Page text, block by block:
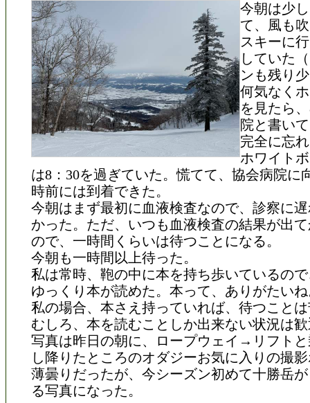
今朝は少
て、風も
スキーに
していた
ンも残り
何気なく
を見たら
院と書い
完全に忘
ホワイト
は8：30を過ぎていた。慌てて、協会病院に
時前には到着できた。
今朝はまず最初に血液検査なので、診察に
かった。ただ、いつも血液検査の結果が出
ので、一時間くらいは待つことになる。
今朝も一時間以上待った。
私は常時、鞄の中に本を持ち歩いているの
ゆっくり本が読めた。本って、ありがたい
私の場合、本さえ持っていれば、待つこと
むしろ、本を読むことしか出来ない状況は
写真は昨日の朝に、ロープウェイ→リフト
し降りたところのオダジーお気に入りの撮
薄曇りだったが、今シーズン初めて十勝岳
る写真になった。